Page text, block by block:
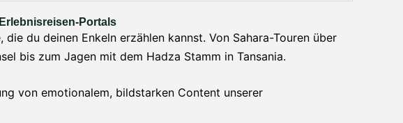
Portals
du deinen Enkeln erzählen kannst. Von Sahara-Touren über
bis zum Jagen mit dem Hadza Stamm in Tansania.
von emotionalem, bildstarken Content unserer